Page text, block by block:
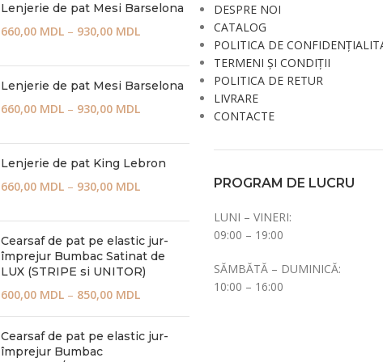
Lenjerie de pat Mesi Barselona
660,00 MDL – 930,00 MDL
Lenjerie de pat Mesi Barselona
660,00 MDL – 930,00 MDL
Lenjerie de pat King Lebron
660,00 MDL – 930,00 MDL
Cearsaf de pat pe elastic jur-
împrejur Bumbac Satinat de
LUX (STRIPE si UNITOR)
600,00 MDL – 850,00 MDL
Cearsaf de pat pe elastic jur-
împrejur Bumbac
DESPRE NOI
CATALOG
POLITICA DE
TERMENI ȘI CONDIȚII
POLITICA DE RETUR
LIVRARE
CONTACTE
PROGRAM DE LUCRU
LUNI – VINERI:
09:00 – 19:00
SĂMBĂTĂ – DUMINICĂ:
10:00 – 16:00